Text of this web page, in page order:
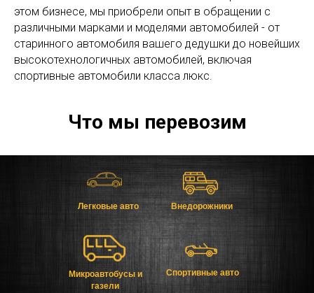
этом бизнесе, мы приобрели опыт в обращении с
различными марками и моделями автомобилей - от
старинного автомобиля вашего дедушки до новейших
высокотехнологичных автомобилей, включая
спортивные автомобили класса люкс.
Что мы перевозим
Легковые авто Внедорожники
Микроавтобусы и
газели
Спортивные авто